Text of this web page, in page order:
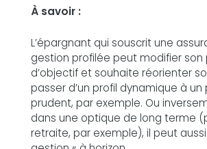
À savoir :
L’épargnant qui souscrit une
gestion profilée peut modifier son
d’objectif et souhaite réorienter
passer d’un profil dynamique à un
prudent, par exemple. Ou
dans une optique de long terme
retraite, par exemple), il peut